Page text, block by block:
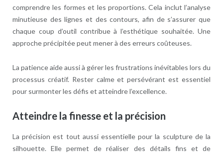
comprendre les formes et les proportions. Cela inclut l’analyse
minutieuse des lignes et des contours, afin de s’assurer que
chaque coup d’outil contribue à l’esthétique souhaitée. Une
approche précipitée peut mener à des erreurs coûteuses.
La patience aide aussi à gérer les frustrations inévitables lors du
processus créatif. Rester calme et persévérant est essentiel
pour surmonter les défis et atteindre l’excellence.
Atteindre la finesse et la précision
La précision est tout aussi essentielle pour la sculpture de la
silhouette. Elle permet de réaliser des détails fins et de